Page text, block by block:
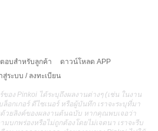
อบสำหรับลูกค้า
ดาวน์โหลด APP
สู่ระบบ / ลงทะเบียน
อง Pinkoi ได้ระบุถึงผลงานต่างๆ (เช่น ในงาน
อกเกอร์ ดีไซเนอร์ หรือผู้บันทึก เราจะระบุที่มา
วยลิงค์ของผลงานต้นฉบับ หากคุณพบเจอว่า
บกพร่องหรือไม่ถูกต้องโดยไม่เจตนา เราจะรีบ